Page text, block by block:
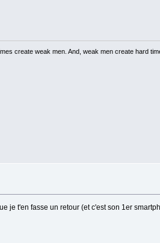
create weak men. And, weak men create hard
je t'en fasse un retour (et c'est son 1er